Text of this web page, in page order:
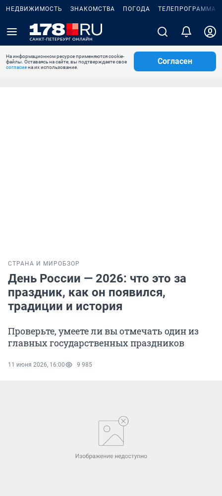
НЕДВИЖИМОСТЬ ЗНАКОМСТВА ПОГОДА ТЕЛЕПРОГРАММА
На информационном ресурсе применяются cookie-
файлы. Оставаясь на сайте, вы подтверждаете свое
согласиена их использование.
Согласен
СТРАНА И МИРОБЗОР
День России — 2026: что это за
праздник, как он появился,
традиции и история
Проверьте, умеете ли вы отмечать один из
главных государственных праздников
11 июня 2026, 16:00 9 985